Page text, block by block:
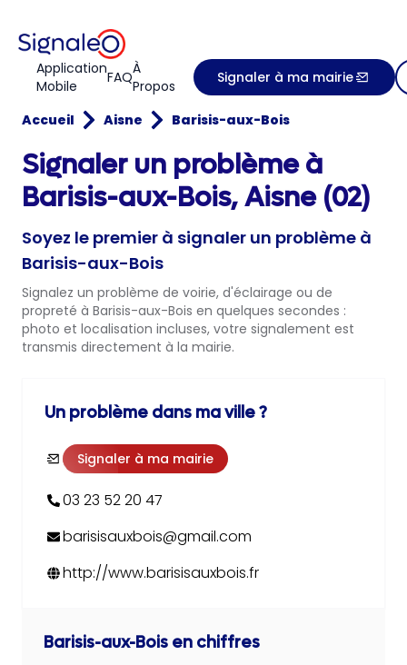
Application
Mobile
FAQÀ
Propos
Signaler à ma mairie
Accueil Aisne Barisis-aux-Bois
Signaler un problème à
Barisis-aux-Bois, Aisne (02)
Soyez le premier à signaler un problème à
Barisis-aux-Bois
Signalez un problème de voirie, d'éclairage ou de
propreté à Barisis-aux-Bois en quelques secondes :
photo et localisation incluses, votre signalement est
transmis directement à la mairie.
Un problème dans ma ville ?
Signaler à ma mairie
03 23 52 20 47
barisisauxbois@gmail.com
http://www.barisisauxbois.fr
Barisis-aux-Bois en chiffres